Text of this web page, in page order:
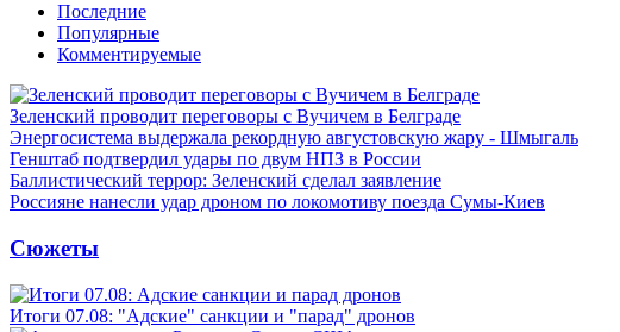
Последние
Популярные
Комментируемые
Зеленский проводит переговоры с Вучичем в Белграде
Энергосистема выдержала рекордную августовскую жару - Шмыгаль
Генштаб подтвердил удары по двум НПЗ в России
Баллистический террор: Зеленский сделал заявление
Россияне нанесли удар дроном по локомотиву поезда Сумы-Киев
Сюжеты
Итоги 07.08: "Адские" санкции и "парад" дронов